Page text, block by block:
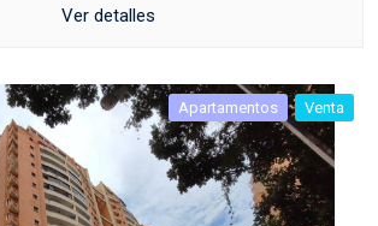
Ver detalles
Apartamentos Venta